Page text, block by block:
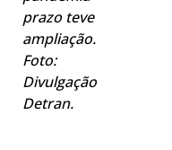
prazo teve
ampliação.
Foto:
Divulgação
Detran.